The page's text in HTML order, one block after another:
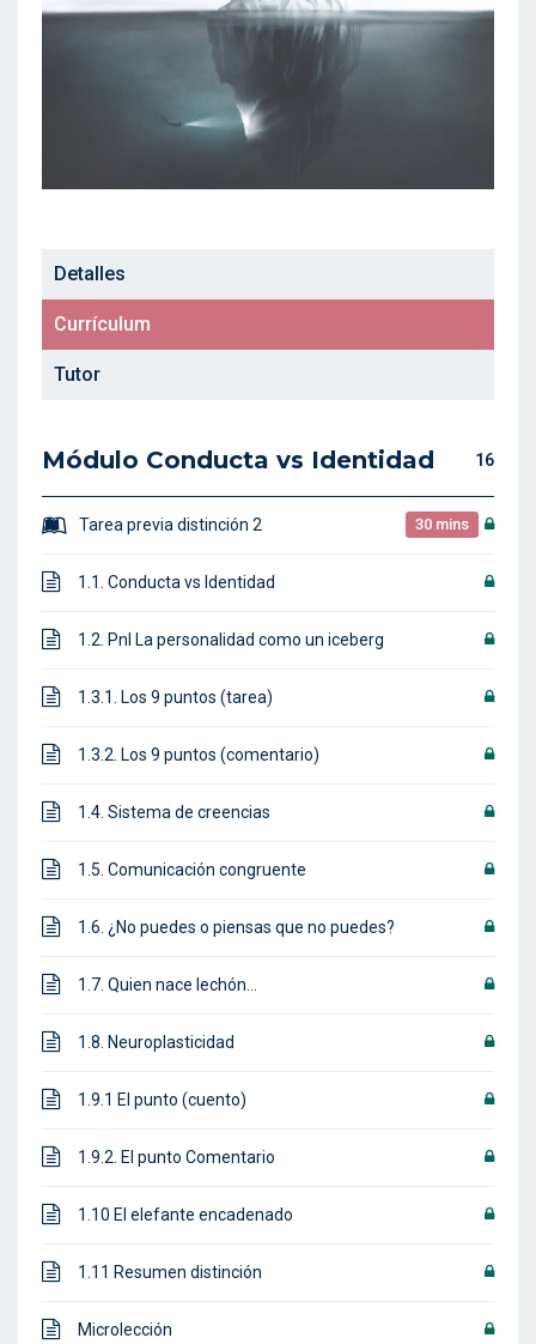
Detalles
Currículum
Tutor
Módulo Conducta vs Identidad 16
Tarea previa distinción 2 30 mins
1.1. Conducta vs Identidad
1.2. Pnl La personalidad como un iceberg
1.3.1. Los 9 puntos (tarea)
1.3.2. Los 9 puntos (comentario)
1.4. Sistema de creencias
1.5. Comunicación congruente
1.6. ¿No puedes o piensas que no puedes?
1.7. Quien nace lechón…
1.8. Neuroplasticidad
1.9.1 El punto (cuento)
1.9.2. El punto Comentario
1.10 El elefante encadenado
1.11 Resumen distinción
Microlección